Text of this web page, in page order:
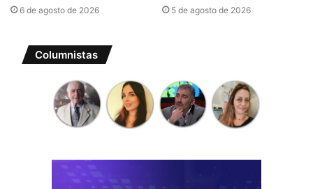
6 de agosto de 2026 5 de agosto de 2026
Columnistas